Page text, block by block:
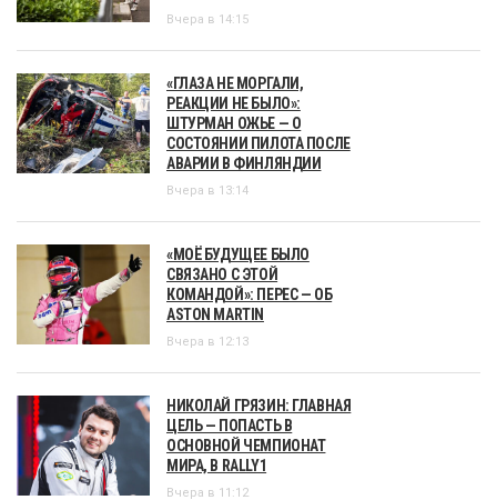
Вчера в 14:15
«ГЛАЗА НЕ МОРГАЛИ,
РЕАКЦИИ НЕ БЫЛО»:
ШТУРМАН ОЖЬЕ — О
СОСТОЯНИИ ПИЛОТА ПОСЛЕ
АВАРИИ В ФИНЛЯНДИИ
Вчера в 13:14
«МОЁ БУДУЩЕЕ БЫЛО
СВЯЗАНО С ЭТОЙ
КОМАНДОЙ»: ПЕРЕС — ОБ
ASTON MARTIN
Вчера в 12:13
НИКОЛАЙ ГРЯЗИН: ГЛАВНАЯ
ЦЕЛЬ — ПОПАСТЬ В
ОСНОВНОЙ ЧЕМПИОНАТ
МИРА, В RALLY1
Вчера в 11:12